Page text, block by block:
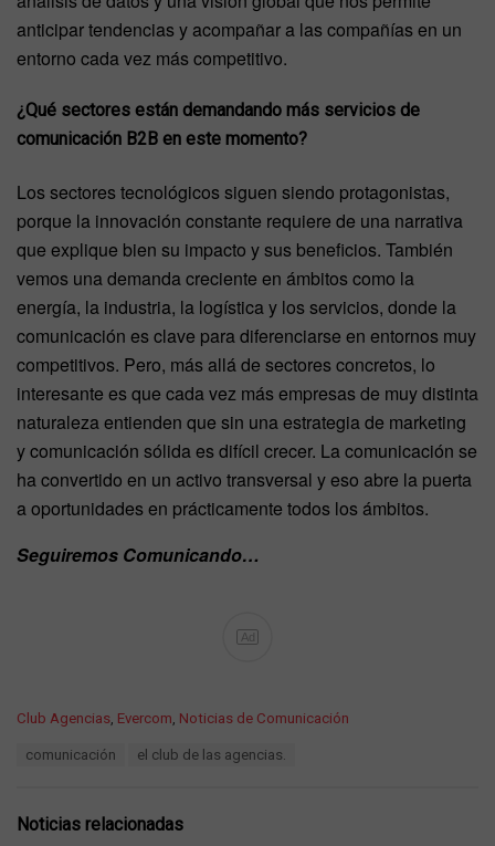
anticipar tendencias y acompañar a las compañías en un
entorno cada vez más competitivo.
¿Qué sectores están demandando más servicios de
comunicación B2B en este momento?
Los sectores tecnológicos siguen siendo protagonistas,
porque la innovación constante requiere de una narrativa
que explique bien su impacto y sus beneficios. También
vemos una demanda creciente en ámbitos como la
energía, la industria, la logística y los servicios, donde la
comunicación es clave para diferenciarse en entornos muy
competitivos. Pero, más allá de sectores concretos, lo
interesante es que cada vez más empresas de muy distinta
naturaleza entienden que sin una estrategia de marketing
y comunicación sólida es difícil crecer. La comunicación se
ha convertido en un activo transversal y eso abre la puerta
a oportunidades en prácticamente todos los ámbitos.
Seguiremos Comunicando…
Ad
C
o
r
Club Agencias Evercom Noticias de Comunicación
:
comunicación el club de las agencias.
Noticias relacionadas